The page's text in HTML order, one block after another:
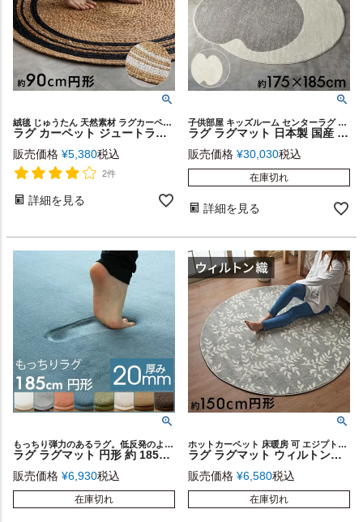
絨毯 じゅうたん 天然素材 ラグカーペット ラウンド ハンドメイド ベッドサイド 寝室 リビング ダイニング 海外インテリア 韓国インテリア 新生活 模様替え ギフト プレゼント
ラグ カーペット ジュートラグ 幅90cm 90×90 円形 丸 約 W 90cm D 90cm H 1cm ジュート マット インド製 麻 ネイビー ホワイト ライン ラグマット 室内 屋内 オールシーズン 春 夏 秋 冬 ナチュラル ボーホー BOHO おしゃれ 北欧 リゾート インテリア 西海岸 [34530]
販売価格 ¥5,380税込
2件
詳細を見る
子供部屋 キッズルーム センターラグ リビング ダイビング 寝室 ベッドルーム 光沢 耐久性 速乾性 ホットカーペット対応 引っ越し 模様替え 一人暮らし ワンルーム ギフト プレゼント
ラグ ラグマット 日本製 国産 175×185cm アイボリー グレー 丸洗い可 防ダニ 床暖房対応 遊び毛防止 滑り止め オールシーズン 春 夏 秋 冬 絨毯 じゅうたん マット 敷物 185cm 175×185 おしゃれ 北欧 りんご アップル リゾート デザイン インテリア 西海岸風 [96075]
販売価格 ¥30,030税込
在庫切れ
詳細を見る
もっちり弾力のあるラグ。低反発のようなもちっとしたラグ
ラグ ラグマット 円形 約 185cm 厚手 ソフチェ [ 床暖房対応 ]【 フランネル カーペット ラグカーペット 北欧 西海岸 ブルックリン 塩系 男前 低反発のような 高反発 ホットカーペットカバー 厚手 ラグ ウレタン 防音カーペット 防音ラグ 滑り止め 】
販売価格 ¥6,930税込
在庫切れ
ホットカーペット 床暖房 可 エジプトラグ デザインラグ 約 2畳 敷物 ベッドルーム ヴィンテージ風 模様替え ワンルーム 一人暮らし 新生活 円形ラグ アンティーク風 オリエンタル
ラグ ラグマット ウィルトン織 リーフ ボタニカル エジプト製 約 150×150cm 円形 約 W 150cm D 150cm H 1cm 絨毯 マット カーペット ペルシャ ペルシャ絨毯風 ペルシャ風 オールシーズン 春 夏 秋 冬 リビング 寝室 おしゃれ 北欧 リゾート インテリア 西海岸 [eg84276]
販売価格 ¥6,580税込
在庫切れ